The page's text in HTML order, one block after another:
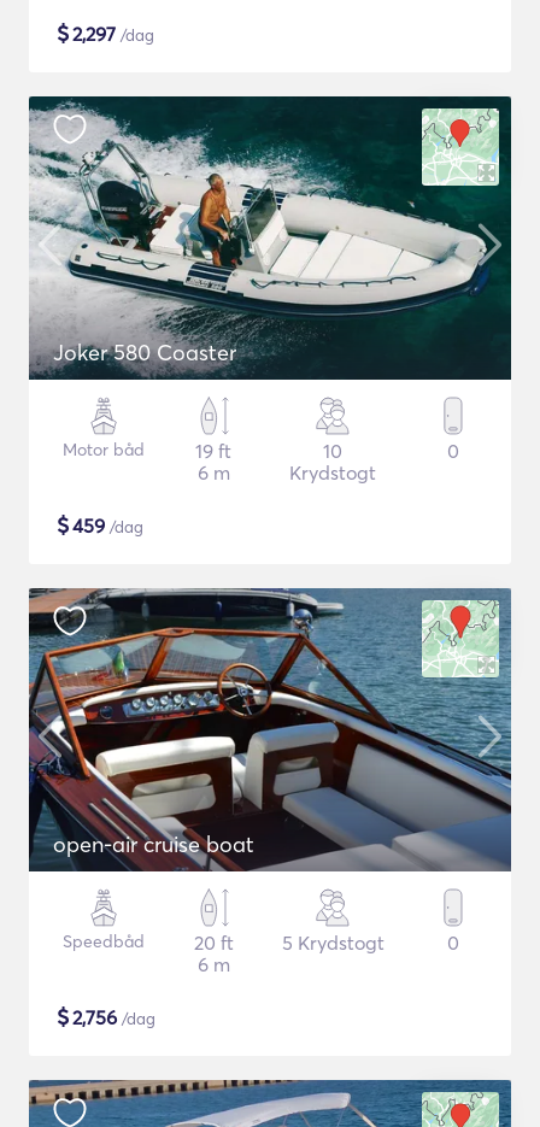
$2,297 /dag
Joker 580 Coaster
Motor båd
19 ft
6 m
10
Krydstogt
0
$459 /dag
open-air cruise boat
Speedbåd
20 ft
6 m
5 Krydstogt 0
$2,756 /dag